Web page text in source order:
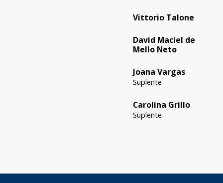
Vittorio Talone
David Maciel de
Mello Neto
Joana Vargas
Suplente
Carolina Grillo
Suplente